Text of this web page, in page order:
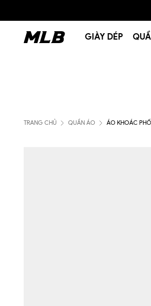
GIÀY DÉP
TRANG CHỦ QUẦN ÁO ÁO KHOÁC